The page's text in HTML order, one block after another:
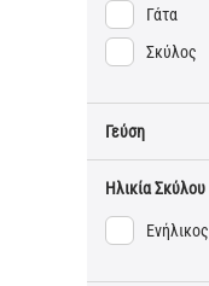
Γάτα
Σκύλος
Γεύση
Ηλικία Σκύλου
Ενήλικος